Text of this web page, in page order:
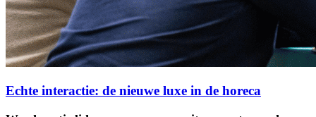
Echte interactie: de nieuwe luxe in de horeca